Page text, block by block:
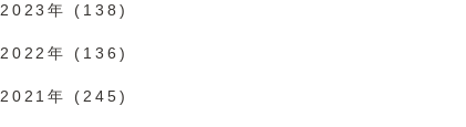
2023年 (138)
2022年 (136)
2021年 (245)